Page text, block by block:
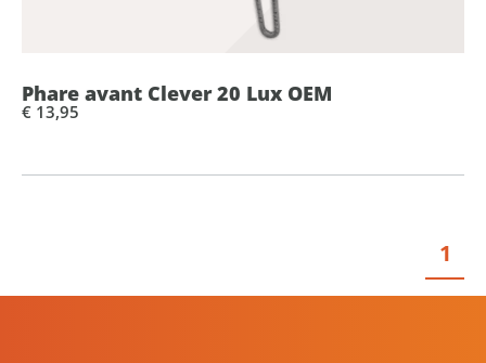
Phare avant Clever 20 Lux OEM
€ 13,95
1